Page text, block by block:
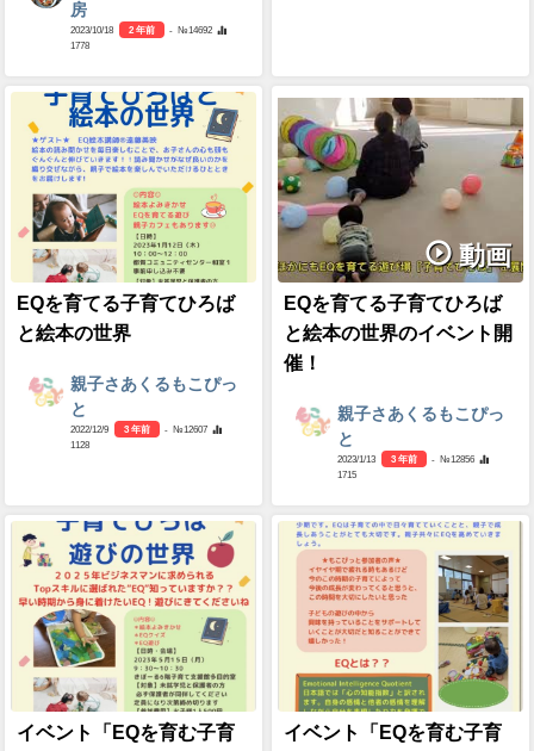
房
2023/10/18 2 年前
- №14692
1778
EQを育てる子育てひろば
と絵本の世界
親子さあくるもこぴっ
と
2022/12/9 3 年前
- №12607
1128
動画
EQを育てる子育てひろば
と絵本の世界のイベント開
催！
親子さあくるもこぴっ
と
2023/1/13 3 年前
- №12856
1715
イベント「EQを育む子育
イベント「EQを育む子育